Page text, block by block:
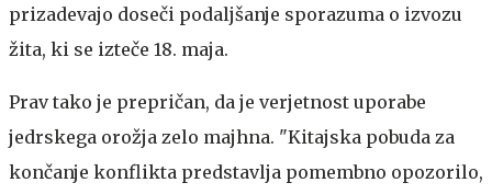
prizadevajo doseči podaljšanje sporazuma o izvozu
žita, ki se izteče 18. maja.
Prav tako je prepričan, da je verjetnost uporabe
jedrskega orožja zelo majhna. "Kitajska pobuda za
končanje konflikta predstavlja pomembno opozorilo,